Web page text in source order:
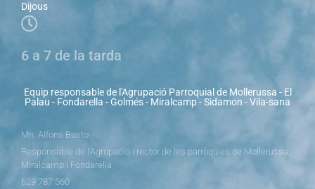
Dijous
6 a 7 de la tarda
Equip responsable de l'Agrupació Parroquial de Mollerussa - El
Palau - Fondarella - Golmés - Miralcamp - Sidamon - Vila-sana
Mn. Alfons Busto
Responsable de l’Agrupació i rector de les parròquies de Mollerussa,
Miralcamp i Fondarella
629 787 560